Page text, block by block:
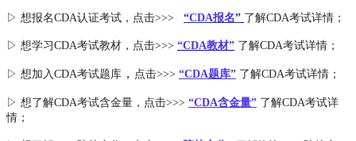
▷ 想报名CDA认证考试，点击>>> “CDA报名” 了解CDA考试详情；
▷ 想学习CDA考试教材，点击>>> “CDA教材” 了解CDA考试详情；
▷ 想加入CDA考试题库 ， 点击>>> “CDA题库” 了解CDA考试详情；
▷ 想了解CDA考试含金量 ，点击>>> “CDA含金量” 了解CDA考试详
情；